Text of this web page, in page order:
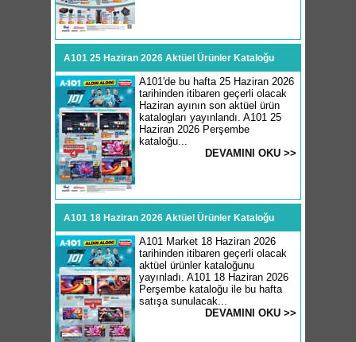
A101 25 Haziran 2026 Aktüel Ürünler Kataloğu
A101'de bu hafta 25 Haziran 2026
tarihinden itibaren geçerli olacak
Haziran ayının son aktüel ürün
katalogları yayınlandı. A101 25
Haziran 2026 Perşembe
kataloğu...
DEVAMINI OKU >>
A101 18 Haziran 2026 Aktüel Ürünler Kataloğu
A101 Market 18 Haziran 2026
tarihinden itibaren geçerli olacak
aktüel ürünler kataloğunu
yayınladı. A101 18 Haziran 2026
Perşembe kataloğu ile bu hafta
satışa sunulacak...
DEVAMINI OKU >>